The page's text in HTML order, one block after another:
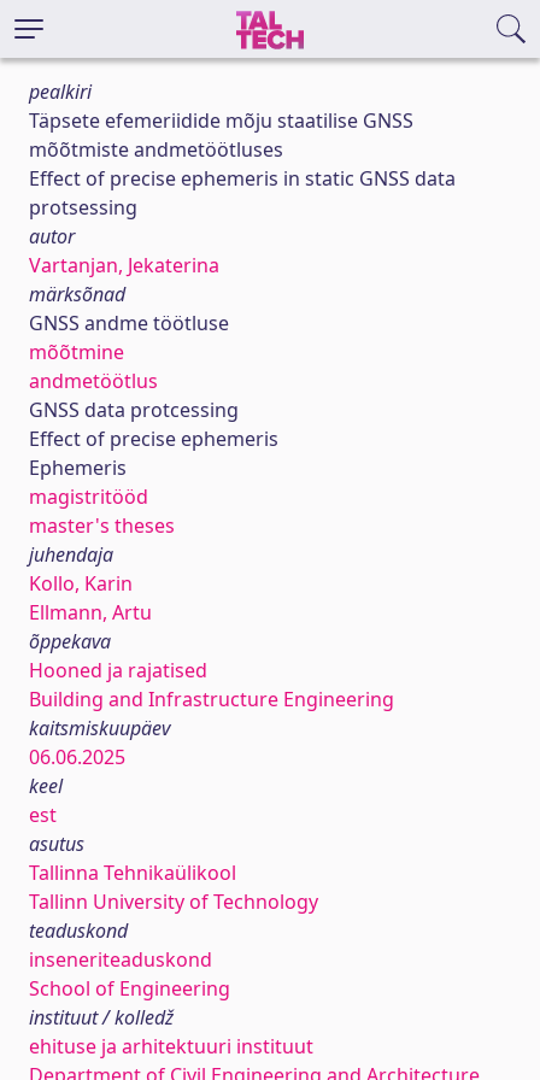
pealkiri
Täpsete efemeriidide mõju staatilise GNSS
mõõtmiste andmetöötluses
Effect of precise ephemeris in static GNSS data
protsessing
autor
Vartanjan, Jekaterina
märksõnad
GNSS andme töötluse
mõõtmine
andmetöötlus
GNSS data protcessing
Effect of precise ephemeris
Ephemeris
magistritööd
master's theses
juhendaja
Kollo, Karin
Ellmann, Artu
õppekava
Hooned ja rajatised
Building and Infrastructure Engineering
kaitsmiskuupäev
06.06.2025
keel
est
asutus
Tallinna Tehnikaülikool
Tallinn University of Technology
teaduskond
inseneriteaduskond
School of Engineering
instituut / kolledž
ehituse ja arhitektuuri instituut